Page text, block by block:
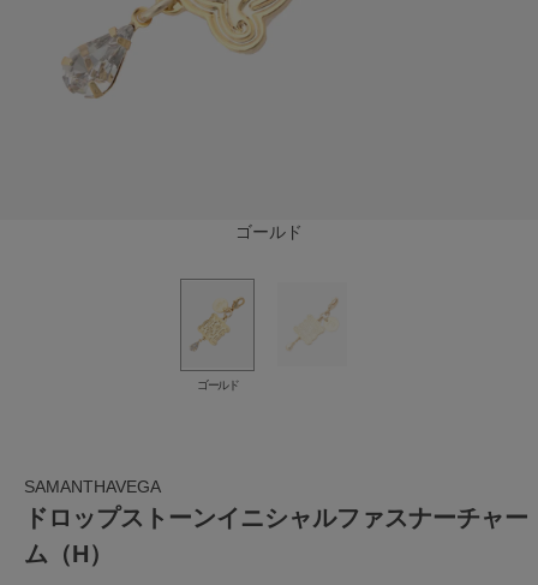
ゴールド
ゴールド
SAMANTHAVEGA
ドロップストーンイニシャルファスナーチャー
ム（H）